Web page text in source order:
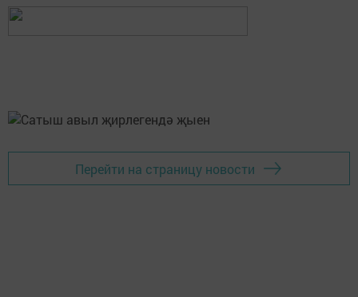
Перейти на страницу новости